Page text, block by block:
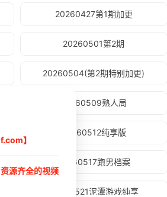
20260427第1期加更
20260501第2期
20260504(第2期特别加更)
20260509熟人局
20260512纯享版
20260517跑男档案
20260521泥潭游戏纯享
】
源齐全的视频